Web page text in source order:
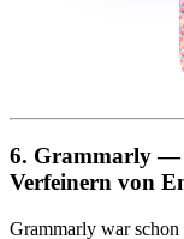
6. Grammarly —
Verfeinern von
Grammarly war schon